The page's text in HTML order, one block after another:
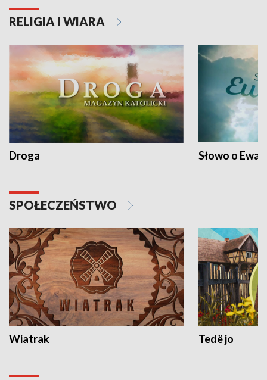
RELIGIA I WIARA
Droga Słowo o
SPOŁECZEŃSTWO
Wiatrak Tedë jo